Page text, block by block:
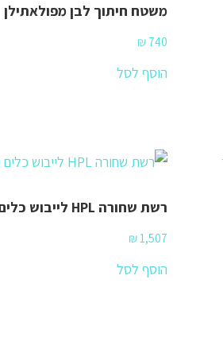
משטח חיתוך לבן מפולאתילן
₪ 740
הוסף לסל
רשת שחורה HPL לייבוש כלים וסירים
₪1,507
הוסף לסל